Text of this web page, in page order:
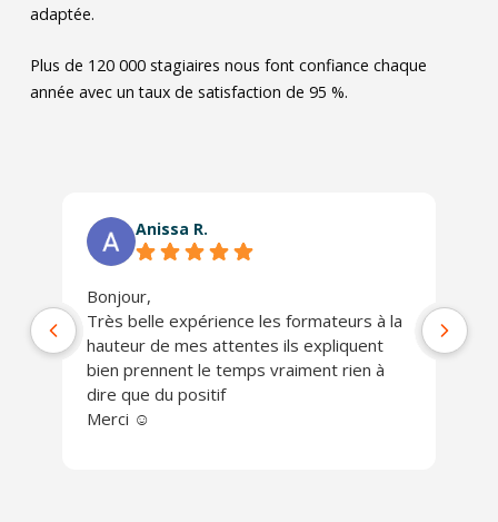
adaptée.
Plus de 120 000 stagiaires nous font confiance chaque
année avec un taux de satisfaction de 95 %.
Anissa R.
Bonjour,
Très belle expérience les formateurs à la
hauteur de mes attentes ils expliquent
bien prennent le temps vraiment rien à
dire que du positif
Merci ☺️